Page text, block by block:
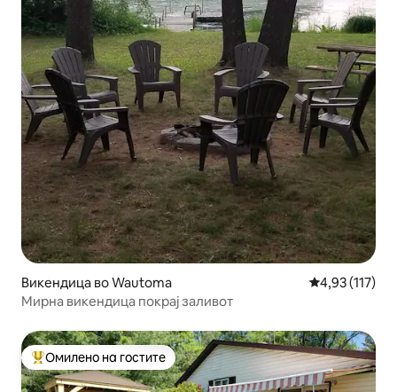
Викендица во Wautoma Просечна
4,93 (117)
Мирна викендица покрај заливот
Меѓу најуспешните „Омилени на гостите“
Омилено на гостите